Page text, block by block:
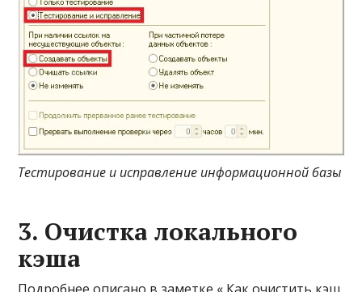
Тестирование и исправление информационной базы
3. Очистка локального
кэша
Подробнее описано в заметке « Как очистить кэш